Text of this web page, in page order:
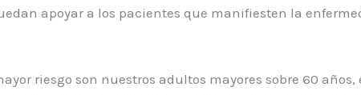
apoyar a los pacientes que manifiesten la
riesgo son nuestros adultos mayores sobre 60 años,